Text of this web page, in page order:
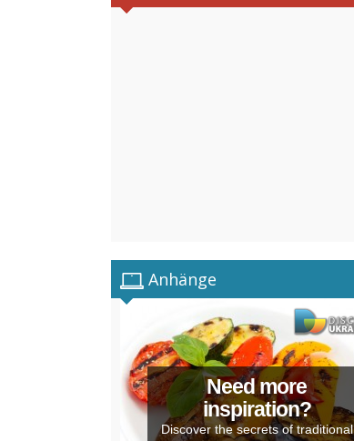
Anhänge
Need more
inspiration?
Discover the secrets of traditional